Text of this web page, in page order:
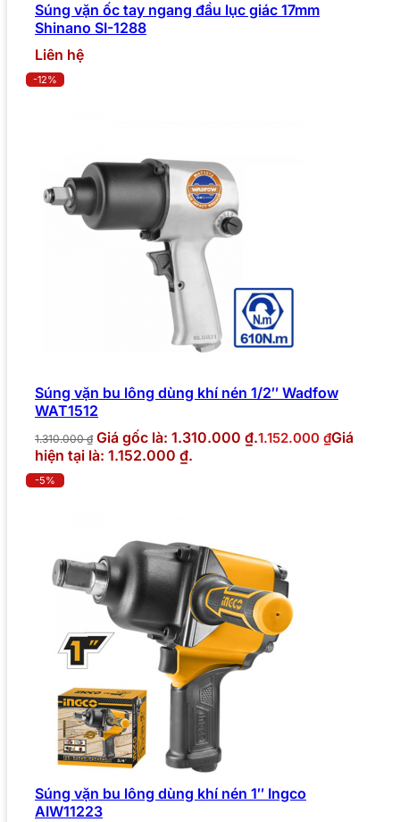
Súng vặn ốc tay ngang đầu lục giác 17mm
Shinano SI-1288
Liên hệ
-12%
Súng vặn bu lông dùng khí nén 1/2″ Wadfow
WAT1512
1.310.000₫ Giá gốc là: 1.310.000 ₫.1.152.000 ₫Giá
hiện tại là: 1.152.000 ₫.
-5%
Súng vặn bu lông dùng khí nén 1″ Ingco
AIW11223